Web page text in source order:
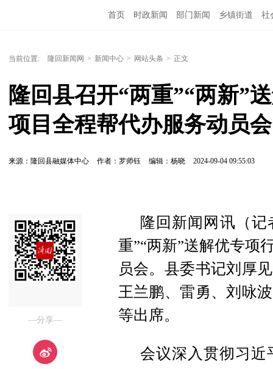
首页 时政新闻 部门新闻 乡镇街道 社
当前位置: 隆回新闻网 > 新闻中心 > 网站头条 > 正文
隆回县召开“两重”“两新”
项目全程帮代办服务动员会
来源：隆回县融媒体中心 作者：罗师钰 编辑：杨晓 2024-09-04 09:55:03
—分享—
隆回新闻网讯（
重”“两新”送解优专项
员会。县委书记刘厚
王兰鹏、雷勇、刘咏
等出席。
会议深入贯彻习近